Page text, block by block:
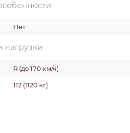
Нет
нагрузки
R (до 170 км/ч)
112 (1120 кг)